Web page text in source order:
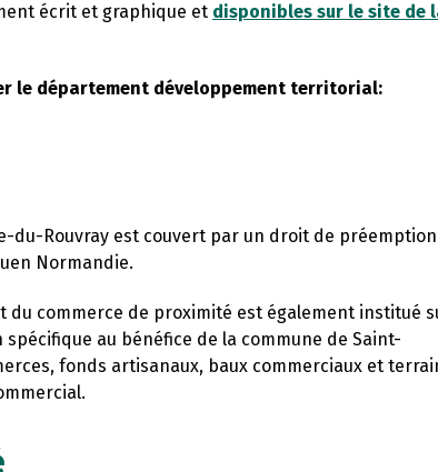
écrit et graphique et disponibles sur le site de
le département développement territorial:
du-Rouvray est couvert par un droit de préemption
Normandie.
du commerce de proximité est également institué
au bénéfice de la commune de Saint-
fonds artisanaux, baux commerciaux et